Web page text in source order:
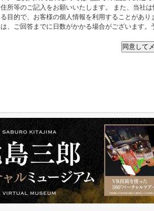
住所等のご記入をお願いいたします。 また、当社
る目的で、お客様の個人情報を利用することがあ
は、ご回答までに日数がかかる場合がございます。